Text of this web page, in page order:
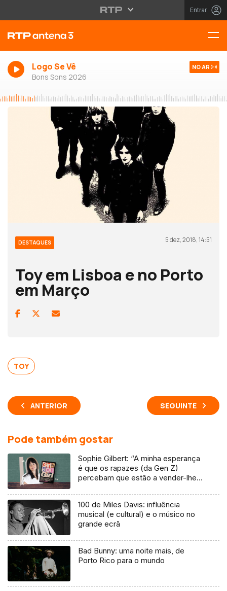
Entrar
Logo Se Vê
Bons Sons 2026
NO AR
DESTAQUES 5 dez, 2018, 14:51
Toy em Lisboa e no Porto
em Março
TOY
ANTERIOR SEGUINTE
Pode também gostar
Sophie Gilbert: “A minha esperança
é que os rapazes (da Gen Z)
percebam que estão a vender-lhes
100 de Miles Davis: influência
musical (e cultural) e o músico no
grande ecrã
Bad Bunny: uma noite mais, de
Porto Rico para o mundo